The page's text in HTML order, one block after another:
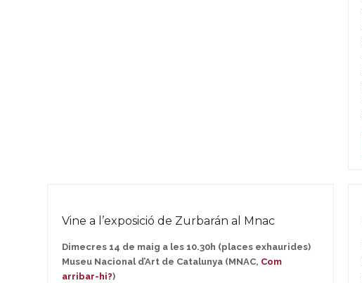
Vine a l’exposició de Zurbarán al Mnac
Dimecres 14 de maig a les 10.30h (places exhaurides)
Museu Nacional d’Art de Catalunya (MNAC, Com
arribar-hi?)